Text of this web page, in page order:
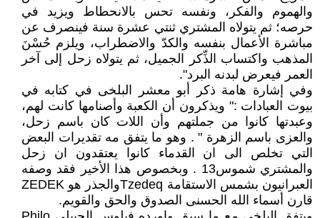
والهموم والفكر، ونفسه تحس بالانحطاط ويزيد في
حرصه؛ ثم يتولاه المشتري ثنتي عشرة سنة فينصرف عن
مباشرة الأعمال بنفسه والكدّ والاضطراب، ويلزم حُسْنَ
المذهب واكتساب الذِّكر الجميل، ثم يتولاه زحل إلى آخر
العمر فيعرض لبدنه البرد".
وفي إشارة هامة ذكر أبو معشر البلخى في كتابه في
بيوت العبادات :" ويذكرون أن الكعبة وأصنامها كانت لهم،
وعبدتها كانوا من جملتهم وأن اللات كان باسم زحل،
والعزى باسم الزهرة " . وهو ما يتفق مه تقديرات البعض
التي تخلص الى ان القدماء كانوا يعتقدون ان زحل
والمشتري شموس13 . وبخصوص هذا الأخير فقد وصفه
العبرانيون بشمس الاستقامة Tzedeqوالجذر هو ZEDEK
قارن أسماء الله الحسنى الصدوق والحق والقويم.